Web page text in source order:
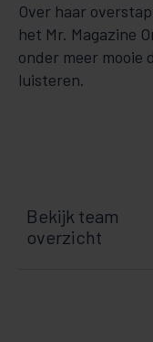
Over haar
het Mr. Magazine
onder meer mooie
luisteren.
Bekijk team
overzicht